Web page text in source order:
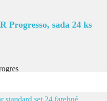
Progresso, sada 24 ks